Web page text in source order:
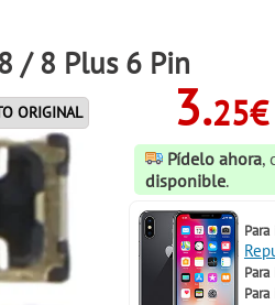
/ 8 Plus 6 Pin
ORIGINAL 3.25€
Pídelo ahora,
disponible.
Para
Para
Para